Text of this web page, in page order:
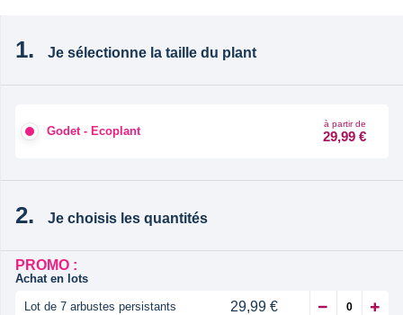
Je sélectionne la taille du plant
Godet - Ecoplant
à partir de
29,99 €
Je choisis les quantités
PROMO :
Achat en lots
Lot de 7 arbustes persistants 29,99 €